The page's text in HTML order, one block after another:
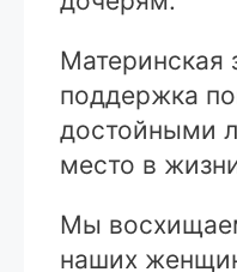
Материнская
поддержка
достойными
место в
Мы
наших